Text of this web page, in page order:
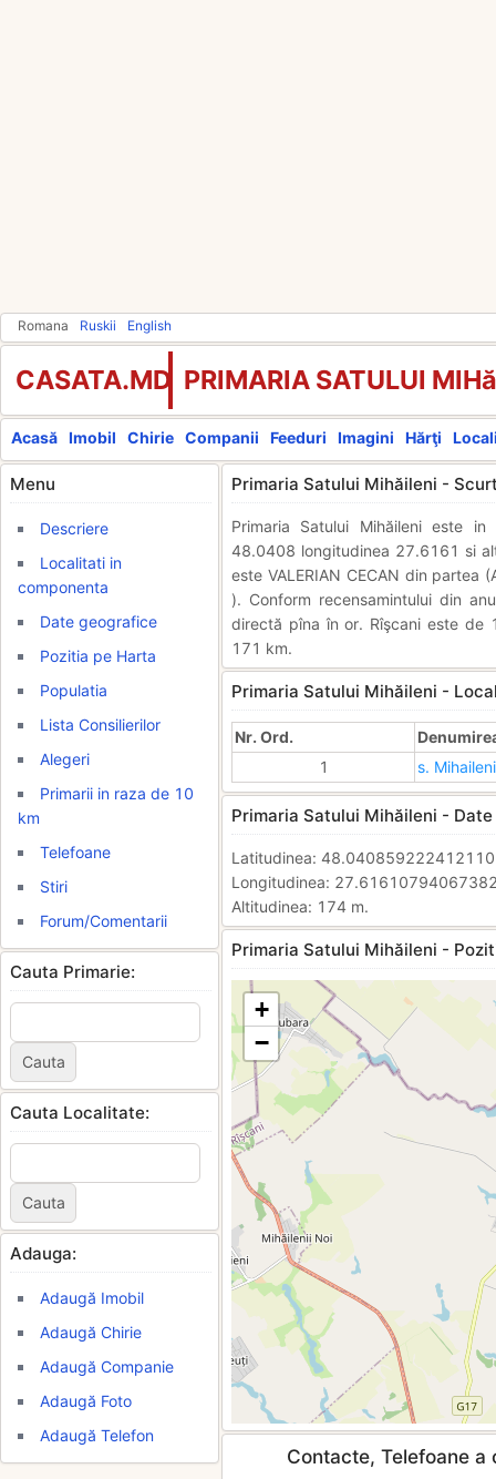
Romana Ruskii English
CASATA.MD PRIMARIA SATULUI
Acasă Imobil Chirie Companii Feeduri Imagini Hărţi
Menu
Descriere
Localitati in
componenta
Date geografice
Pozitia pe Harta
Populatia
Lista Consilierilor
Alegeri
Primarii in raza de 10
km
Telefoane
Stiri
Forum/Comentarii
Cauta Primarie:
Cauta Localitate:
Adauga:
Adaugă Imobil
Adaugă Chirie
Adaugă Companie
Adaugă Foto
Adaugă Telefon
Primaria Satului Mihăileni -
Primaria Satului Mihăileni este
48.0408 longitudinea 27.6161 si
este VALERIAN CECAN din partea
). Conform recensamintului din
directă pîna în or. Rîşcani este de
171 km.
Primaria Satului Mihăileni -
Nr. Ord.
1
s. Mihaileni
Primaria Satului Mihăileni -
Latitudinea:
Longitudinea:
Altitudinea: 174 m.
Primaria Satului Mihăileni -
+
−
Contacte, Telefoane